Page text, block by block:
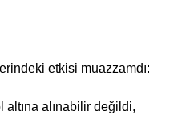
etkisi muazzamdı:
alınabilir değildi,